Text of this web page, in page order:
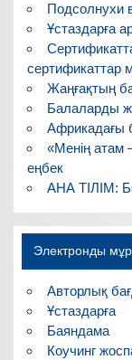
Подсолнухи
Ұстаздарға
сертификаттар
Жаңғақтың
Балаларды
Африкадағы
«Менің атам
еңбек
АНА ТІЛІМ:
Электронды
Авторлық
Ұстаздарға
Баяндама
Коучинг